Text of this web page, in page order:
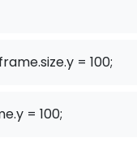
= 100;
= 100;